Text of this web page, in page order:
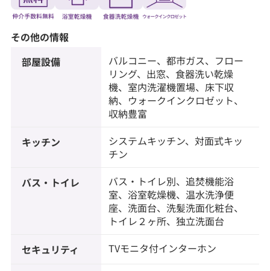
その他の情報
部屋設備
バルコニー、都市ガス、フロー
リング、出窓、食器洗い乾燥
機、室内洗濯機置場、床下収
納、ウォークインクロゼット、
収納豊富
キッチン
システムキッチン、対面式キッ
チン
バス・トイレ
バス・トイレ別、追焚機能浴
室、浴室乾燥機、温水洗浄便
座、洗面台、洗髪洗面化粧台、
トイレ２ヶ所、独立洗面台
セキュリティ TVモニタ付インターホン